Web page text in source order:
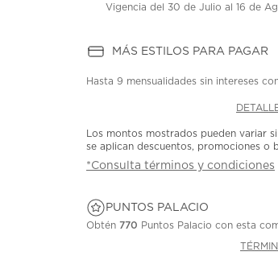
Vigencia del 30 de Julio al 16 de
MÁS ESTILOS PARA PAGAR
Hasta9 mensualidades sin intereses
Los montos mostrados pueden variar
se aplican descuentos, promociones o
*Consulta términos y condiciones
PUNTOS PALACIO
Obtén770 Puntos Palacio con esta